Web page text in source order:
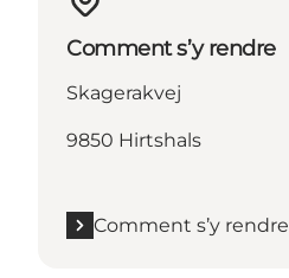
Comment s’y rendre
Skagerakvej
9850 Hirtshals
Comment s’y rendre